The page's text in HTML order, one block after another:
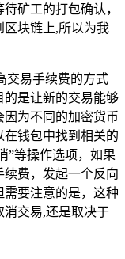
矿工的打包确认，
块链上,所以为我
交易手续费的方式
的是让新的交易能够
为不同的加密货币
钱包中找到相关的
”等操作选项，如果
费，发起一个反向
要注意的是，这种
消交易,还是取决于